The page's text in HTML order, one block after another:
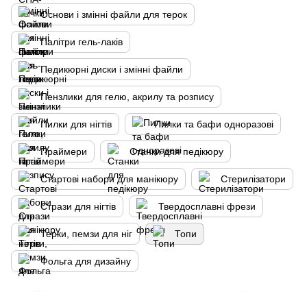
Основи і змінні файли для терок
Палітри гель-лаків
Педикюрні диски і змінні файли
Пензлики для гелю, акрилу та розпису
Пилки для нігтів Пилки та бафи одноразові
Праймери Станки для педікюру
Стартові набори для манікюру Стерилізатори
Стрази для нігтів Твердосплавні фрези
Терки, пемзи для ніг Топи
Фольга для дизайну